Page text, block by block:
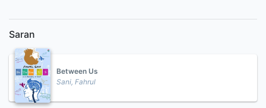
Saran
Between Us
Sani, Fahrul